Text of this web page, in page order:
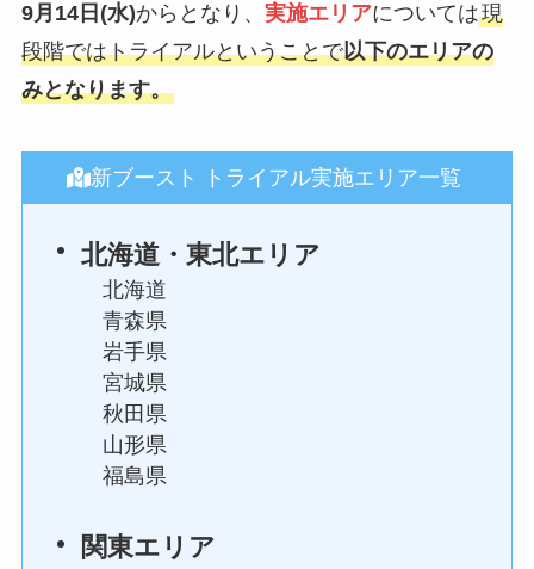
9月14日(水)からとなり、 実施エリアについては現
段階ではトライアルということで以下のエリアの
みとなります。
新ブースト トライアル実施エリア一覧
北海道・東北エリア
北海道
青森県
岩手県
宮城県
秋田県
山形県
福島県
関東エリア